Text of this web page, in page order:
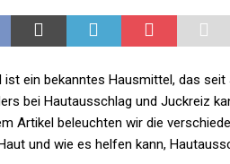
ist ein bekanntes Hausmittel, das
bei Hautausschlag und Juckreiz
Artikel beleuchten wir die
und wie es helfen kann,